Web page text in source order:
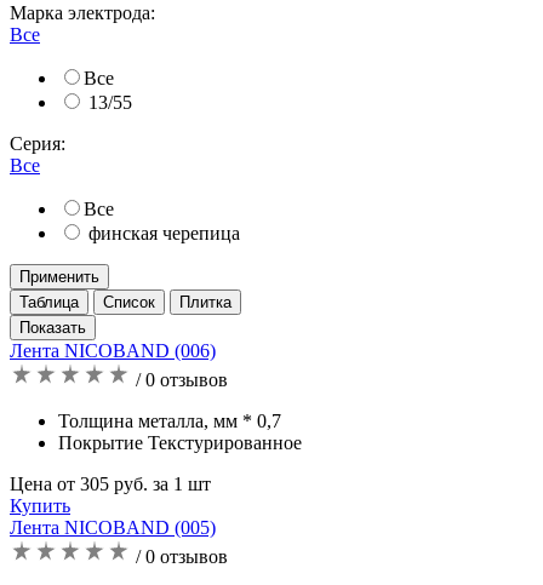
Марка электрода:
Все
Все
13/55
Серия:
Все
Все
финская черепица
Применить
Таблица
Список Плитка
Лента NICOBAND (006)
/ 0 отзывов
Толщина металла, мм * 0,7
Покрытие Текстурированное
Цена от 305 руб. за 1 шт
Купить
Лента NICOBAND (005)
/ 0 отзывов